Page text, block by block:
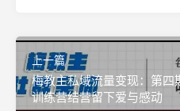
上一篇
梅教主私域流量变现：第四
训练营结营留下爱与感动